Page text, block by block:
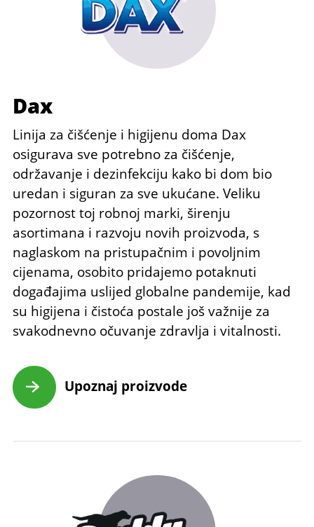
Dax
Linija za čišćenje i higijenu doma Dax
osigurava sve potrebno za čišćenje,
održavanje i dezinfekciju kako bi dom bio
uredan i siguran za sve ukućane. Veliku
pozornost toj robnoj marki, širenju
asortimana i razvoju novih proizvoda, s
naglaskom na pristupačnim i povoljnim
cijenama, osobito pridajemo potaknuti
događajima uslijed globalne pandemije, kad
su higijena i čistoća postale još važnije za
svakodnevno očuvanje zdravlja i vitalnosti.
Upoznaj proizvode